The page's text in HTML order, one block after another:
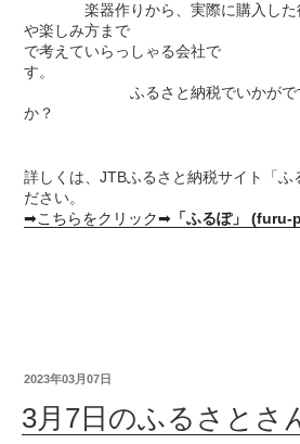
楽器作りから、実際に購入した後
や楽しみ方まで
で考えていらっしゃる会社で
す
ふるさと納税でいかがで
か
詳しくは、JTBふるさと納税サイト「ふ
ださい。
➡こちらをクリック➡ 「ふるぽ」
2023年03月07日
3月7日のふるさとさ